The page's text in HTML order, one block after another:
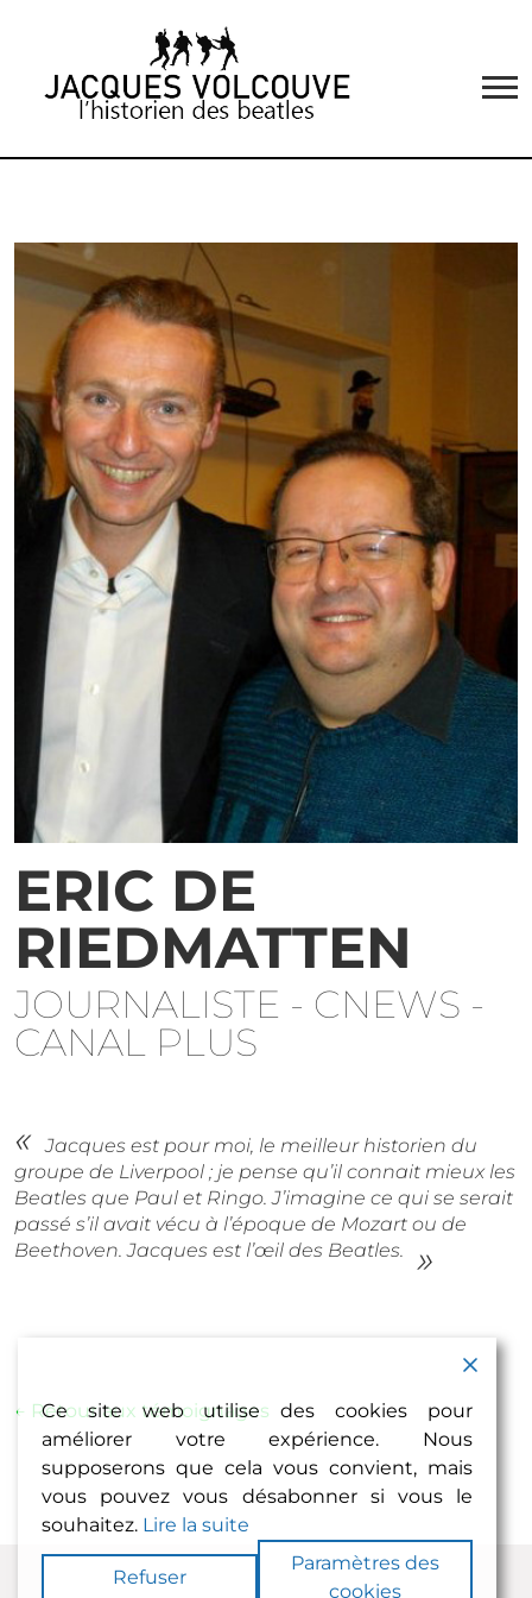
ERIC DE
RIEDMATTEN
JOURNALISTE - CNEWS -
CANAL PLUS
Jacques est pour moi, le meilleur historien du
groupe de Liverpool ; je pense qu’il connait mieux les
Beatles que Paul et Ringo. J’imagine ce qui se serait
passé s’il avait vécu à l’époque de Mozart ou de
Beethoven. Jacques est l’œil des Beatles.
← Retour aux témoignages
© 2026 JACQUES VOLCOUVE - TOUS DROITS RÉSERVÉS
Ce site web utilise des cookies pour
améliorer votre expérience. Nous
supposerons que cela vous convient, mais
vous pouvez vous désabonner si vous le
souhaitez. Lire la suite
Refuser
Paramètres des
cookies